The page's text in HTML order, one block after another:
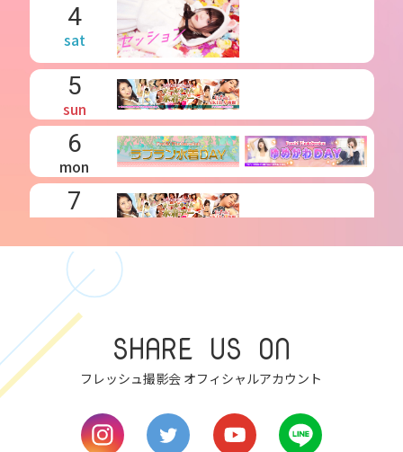
4
sat
5
sun
6
mon
7
tue
8
wed
thu
10
SHARE US ON
フレッシュ撮影会 オフィシャルアカウント